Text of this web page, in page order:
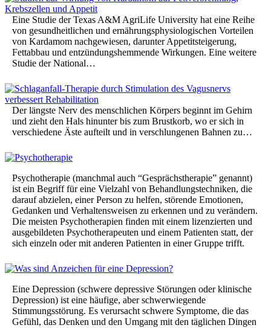
Eine Studie der Texas A&M AgriLife University hat eine Reihe
von gesundheitlichen und ernährungsphysiologischen Vorteilen
von Kardamom nachgewiesen, darunter Appetitsteigerung,
Fettabbau und entzündungshemmende Wirkungen. Eine weitere
Studie der National…
Der längste Nerv des menschlichen Körpers beginnt im Gehirn
und zieht den Hals hinunter bis zum Brustkorb, wo er sich in
verschiedene Äste aufteilt und in verschlungenen Bahnen zu…
Psychotherapie (manchmal auch “Gesprächstherapie” genannt)
ist ein Begriff für eine Vielzahl von Behandlungstechniken, die
darauf abzielen, einer Person zu helfen, störende Emotionen,
Gedanken und Verhaltensweisen zu erkennen und zu verändern.
Die meisten Psychotherapien finden mit einem lizenzierten und
ausgebildeten Psychotherapeuten und einem Patienten statt, der
sich einzeln oder mit anderen Patienten in einer Gruppe trifft.
Eine Depression (schwere depressive Störungen oder klinische
Depression) ist eine häufige, aber schwerwiegende
Stimmungsstörung. Es verursacht schwere Symptome, die das
Gefühl, das Denken und den Umgang mit den täglichen Dingen